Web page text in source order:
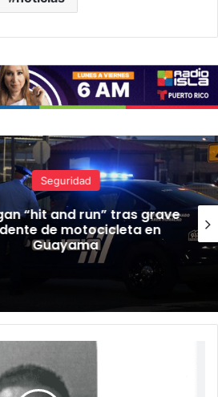
Seguridad
and run” tras grave
de motocicleta en
Guayama